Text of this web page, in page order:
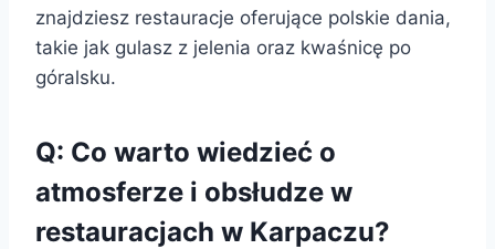
znajdziesz restauracje oferujące polskie dania,
takie jak gulasz z jelenia oraz kwaśnicę po
góralsku.
Q: Co warto wiedzieć o
atmosferze i obsłudze w
restauracjach w Karpaczu?